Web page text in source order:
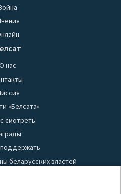
нас
«Белсата»
смотреть
беларусских властей
материалов